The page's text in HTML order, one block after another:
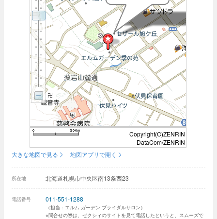
Copyright(C)ZENRIN
DataCom/ZENRIN
大きな地図で見る
地図アプリで開く
所在地 北海道札幌市中央区南13条西23
電話番号 011-551-1288
（担当：エルム ガーデン ブライダルサロン）
※問合せの際は、ゼクシィのサイトを見て電話したというと、スムーズで